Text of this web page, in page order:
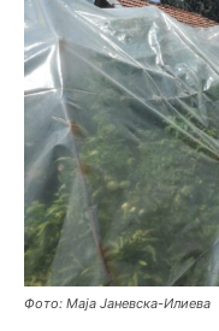
Фото: Маја Јаневска-Илиева